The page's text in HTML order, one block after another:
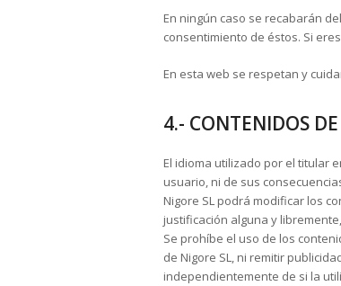
En ningún caso se recabarán
consentimiento de éstos. Si
En esta web se respetan y
4.- CONTENIDOS
El idioma utilizado por el titular
usuario, ni de sus
Nigore SL podrá modificar los
justificación alguna y
Se prohíbe el uso de los
de Nigore SL, ni remitir
independientemente de si la